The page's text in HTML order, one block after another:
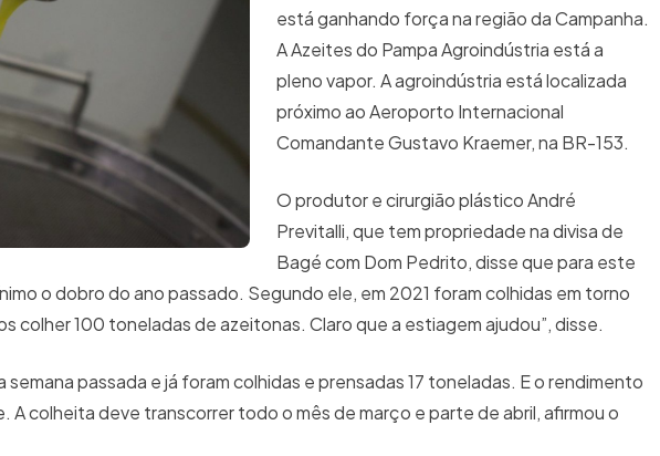
está ganhando força na região da Campanha.
A Azeites do Pampa Agroindústria está a
pleno vapor. A agroindústria está localizada
próximo ao Aeroporto Internacional
Comandante Gustavo Kraemer, na BR-153.
O produtor e cirurgião plástico André
Previtalli, que tem propriedade na divisa de
Bagé com Dom Pedrito, disse que para este
o dobro do ano passado. Segundo ele, em 2021 foram colhidas em torno
colher 100 toneladas de azeitonas. Claro que a estiagem ajudou”, disse.
passada e já foram colhidas e prensadas 17 toneladas. E o rendimento
A colheita deve transcorrer todo o mês de março e parte de abril, afirmou o